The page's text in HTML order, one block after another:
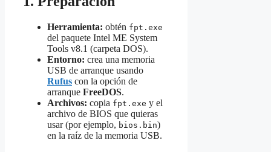
Herramienta: obtén fpt.exe
del paquete Intel ME System
Tools v8.1 (carpeta DOS).
Entorno: crea una memoria
USB de arranque usando
Rufus con la opción de
arranque FreeDOS.
Archivos: copia fpt.exe y el
archivo de BIOS que quieras
usar (por ejemplo, bios.bin)
en la raíz de la memoria USB.